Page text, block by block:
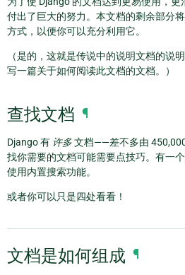
付出了巨大的努力。本文档的剩余部分
方式，以便你可以充分利用它。
（是的，这就是传说中的说明文档的说
写一篇关于如何阅读此文档的文档。）
查找文档 ¶
Django 有 许多文档——差不多由
找你需要的文档可能需要点技巧。有一
使用内置搜索功能。
或者你可以只是四处看看！
文档是如何组成 ¶